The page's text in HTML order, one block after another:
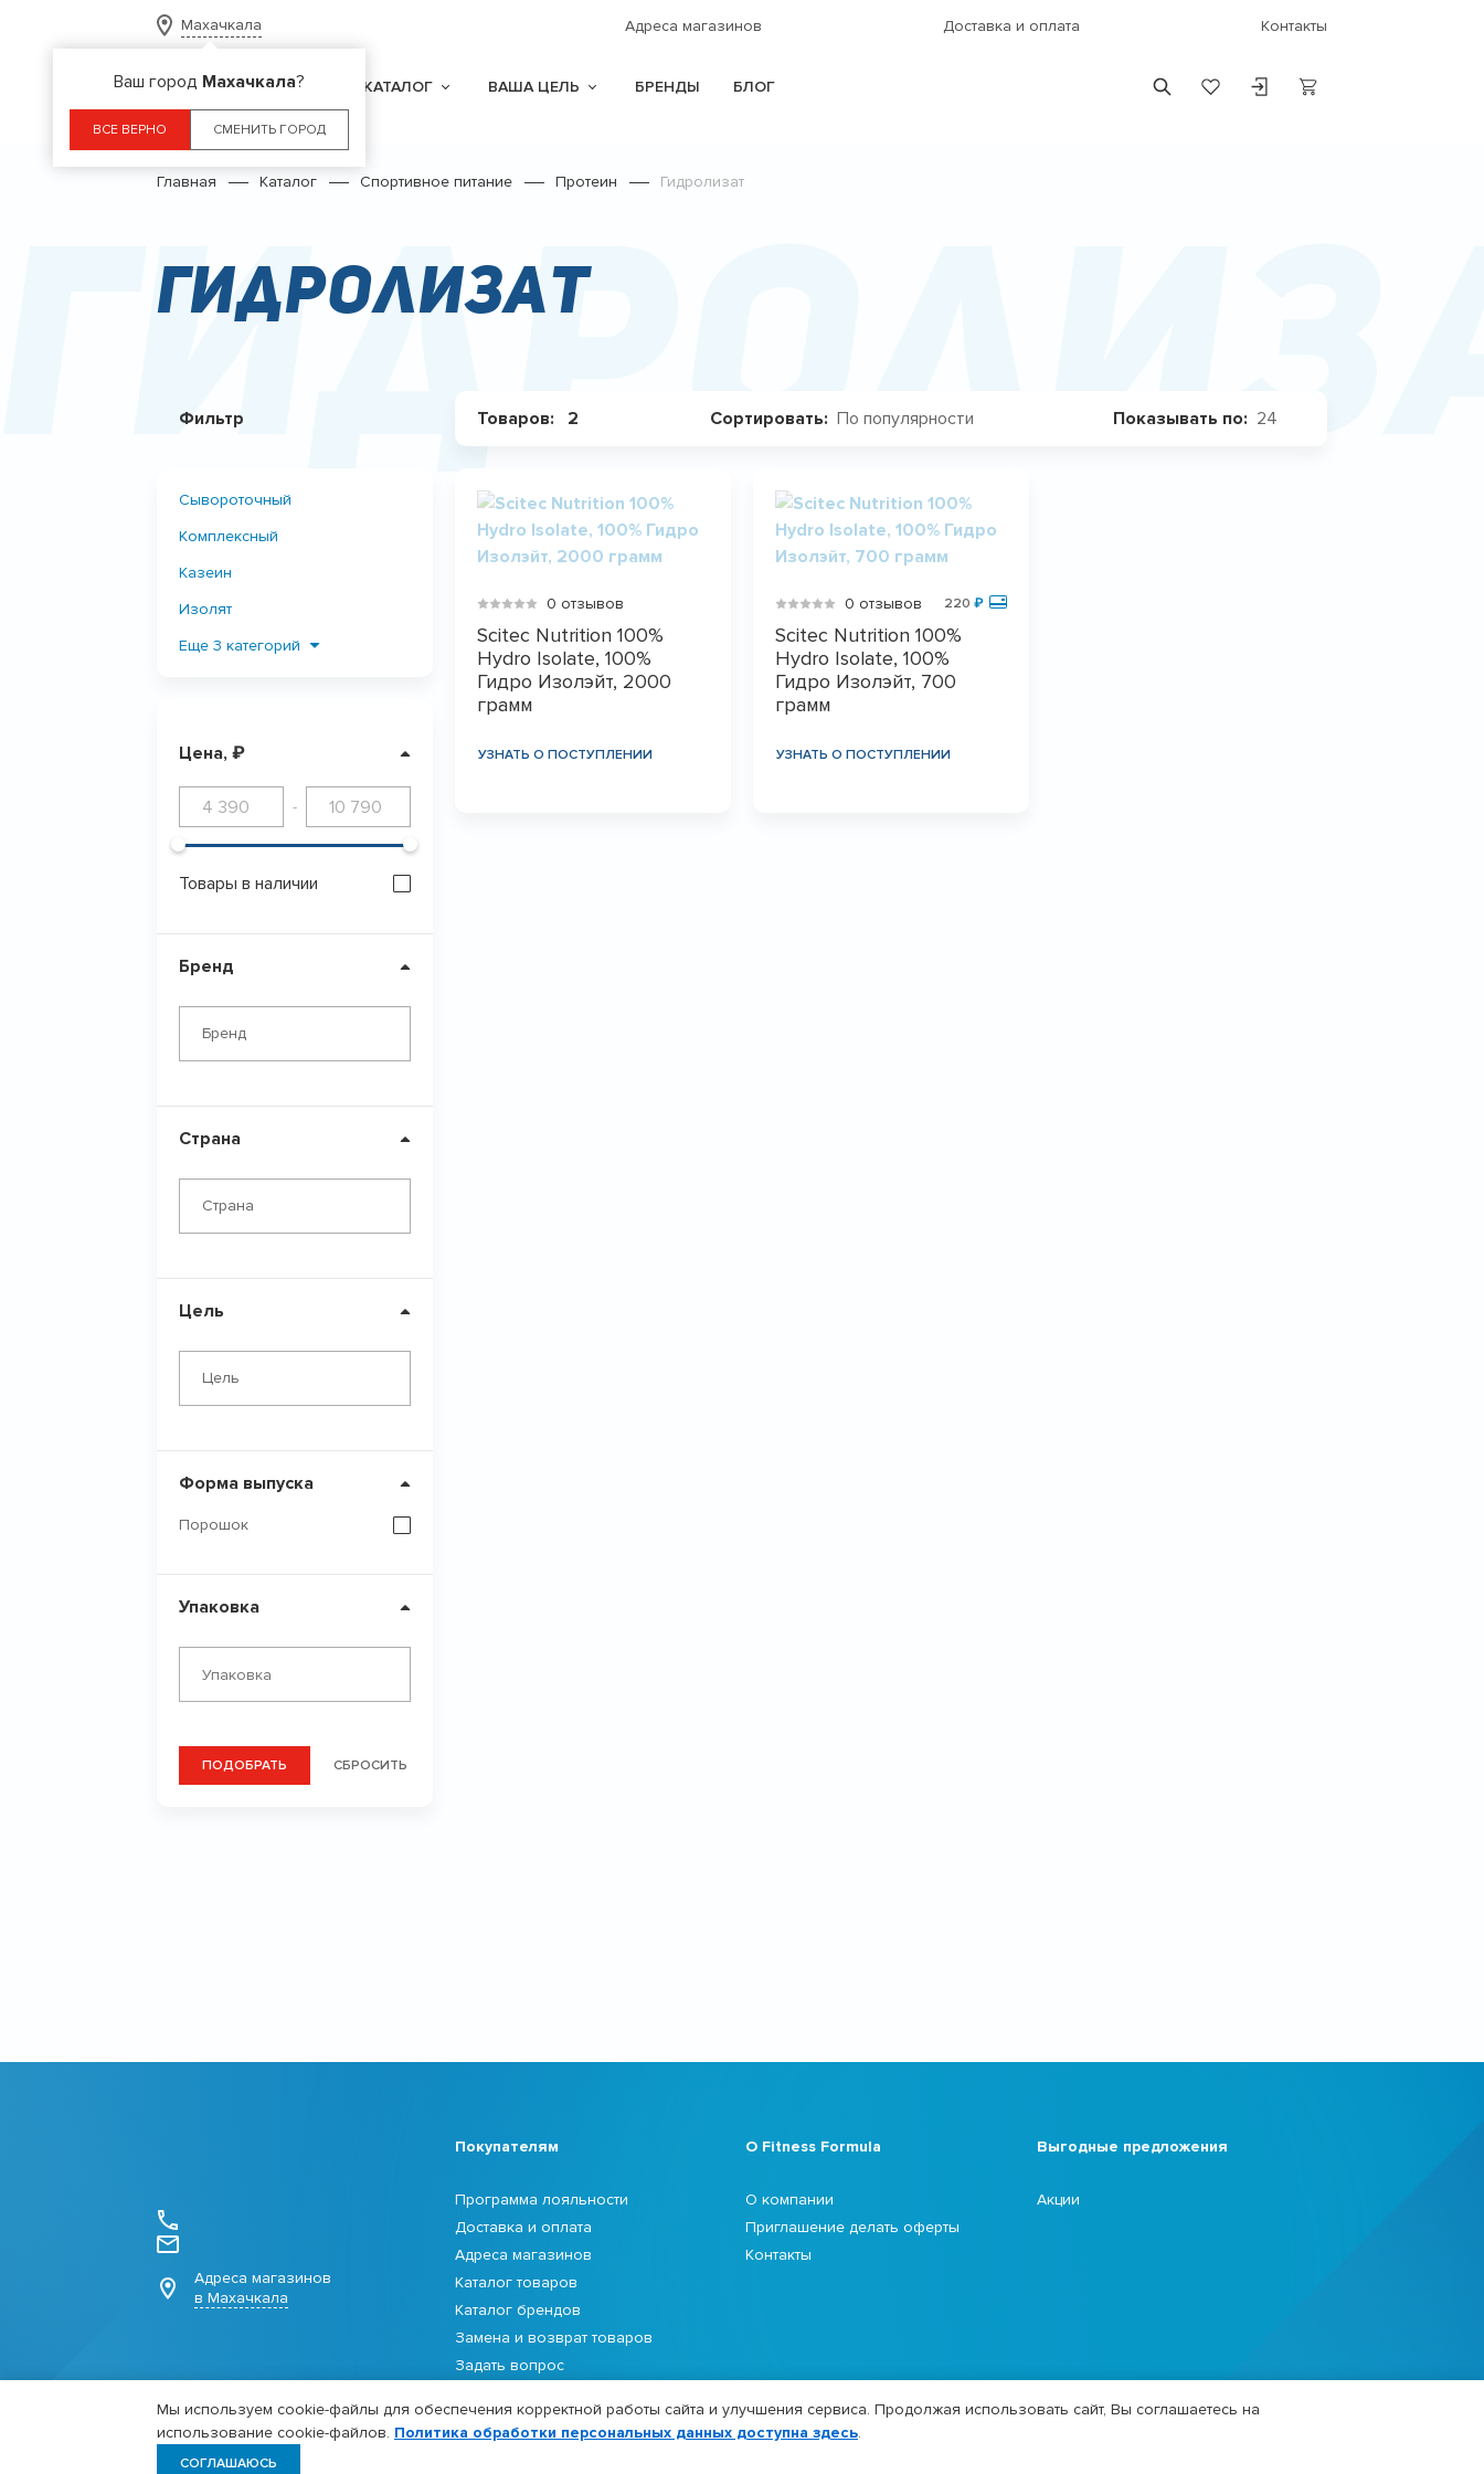
Махачкала
Ваш город Махачкала?
ВСЕ ВЕРНО СМЕНИТЬ ГОРОД
Адреса магазинов Доставка и оплата Контакты
КАТАЛОГ ВАША ЦЕЛЬ БРЕНДЫ БЛОГ
Главная Каталог Спортивное питание Протеин Гидролизат
Гидролизат
Фильтр
Сывороточный
Комплексный
Казеин
Изолят
Гидролизат
Еще 3 категорий
ПОКАЗАТЬ
Цена, ₽
-
Товары в наличии
Бренд
Бренд
Страна
Страна
Цель
Цель
Форма выпуска
Порошок
Упаковка
ПОДОБРАТЬ СБРОСИТЬ
Товаров: 2 Сортировать: По популярности Показывать по: 24
0 отзывов
Scitec Nutrition 100%
Hydro Isolate, 100%
Гидро Изолэйт, 2000
грамм
УЗНАТЬ О ПОСТУПЛЕНИИ
0 отзывов 220 ₽
Scitec Nutrition 100%
Hydro Isolate, 100%
Гидро Изолэйт, 700
грамм
УЗНАТЬ О ПОСТУПЛЕНИИ
Адреса магазинов
в Махачкала
Покупателям
Программа лояльности
Доставка и оплата
Адреса магазинов
Каталог товаров
Каталог брендов
Замена и возврат товаров
Задать вопрос
О Fitness Formula
О компании
Приглашение делать оферты
Контакты
Выгодные предложения
Акции
©2026 Fitness Formula
Сайт в режиме наполнения данных. Полный ассортимент доступен в нашем мобильном приложении.
Мы используем cookie-файлы для обеспечения корректной работы сайта и улучшения сервиса. Продолжая использовать сайт, Вы соглашаетесь на
использование cookie-файлов. Политика обработки персональных данных доступна здесь.
СОГЛАШАЮСЬ